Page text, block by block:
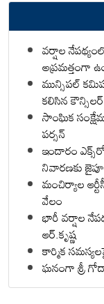
వర్షాల
అప్రమత్తంగా
మున్సిపల్
కలిసిన
సాంఘిక
పర్సన్
ఇందారం
నివారణకు
మంచిర్యాల
వేలం
భారీ వర్షాల
ఆర్.కృష్ణ
కార్మిక
ఘనంగా శ్రీ